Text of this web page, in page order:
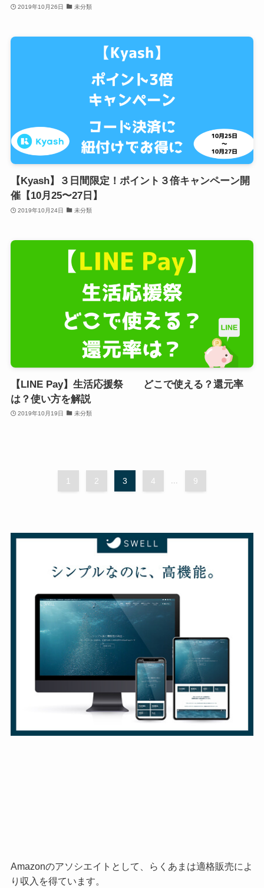
2019年10月26日 未分類
【Kyash】３日間限定！ポイント３倍キャンペーン開
催【10月25〜27日】
2019年10月24日 未分類
【LINE Pay】生活応援祭 どこで使える？還元率
は？使い方を解説
2019年10月19日 未分類
1 2 3 4 9
Amazonのアソシエイトとして、らくあまは適格販売によ
り収入を得ています。